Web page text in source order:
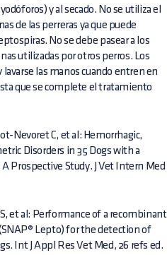
y al secado. No se utiliza el
de las perreras ya que puede
No se debe pasear a los
utilizadas por otros perros. Los
las manos cuando entren en
que se complete el tratamiento
Nevoret C, et al: Hemorrhagic,
Disorders in 35 Dogs with a
Prospective Study. J Vet Intern Med
et al: Performance of a recombinant
Lepto) for the detection of
Int J Appl Res Vet Med, 26 refs ed.